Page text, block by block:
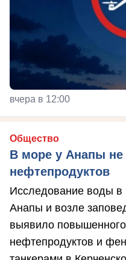
вчера в 12:00
Общество
В море у Анапы
нефтепродуктов
Исследование воды
Анапы и возле
выявило
нефтепродуктов и